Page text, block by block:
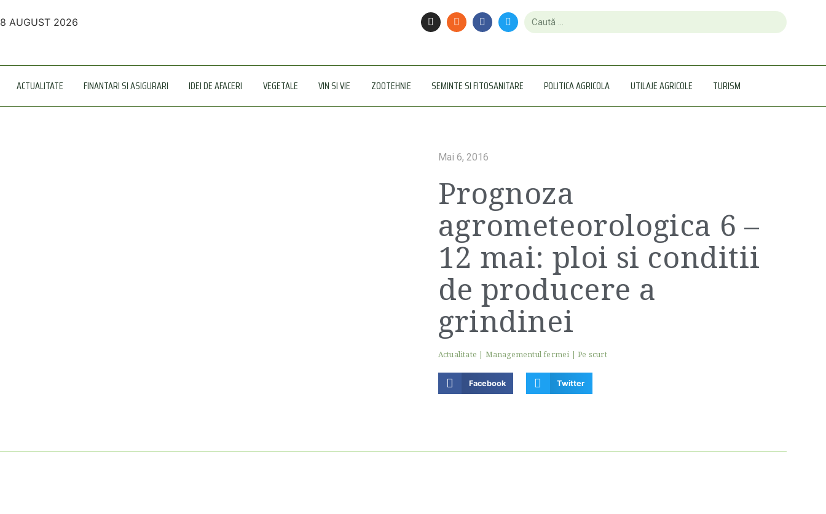
8 AUGUST 2026
ACTUALITATE FINANTARI SI ASIGURARI IDEI DE AFACERI VEGETALE VIN SI VIE ZOOTEHNIE SEMINTE SI FITOSANITARE POLITICA AGRICOLA UTILAJE AGRICOLE TURISM
Mai 6, 2016
Prognoza
agrometeorologica 6 –
12 mai: ploi si conditii
de producere a
grindinei
Actualitate | Managementul fermei |Pe scurt
Facebook Twitter